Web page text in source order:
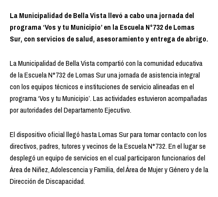
La Municipalidad de Bella Vista llevó a cabo una jornada del
programa ‘Vos y tu Municipio’ en la Escuela N°732 de Lomas
Sur, con servicios de salud, asesoramiento y entrega de abrigo.
La Municipalidad de Bella Vista compartió con la comunidad educativa
de la Escuela N°732 de Lomas Sur una jornada de asistencia integral
con los equipos técnicos e instituciones de servicio alineadas en el
programa ‘Vos y tu Municipio’. Las actividades estuvieron acompañadas
por autoridades del Departamento Ejecutivo.
El dispositivo oficial llegó hasta Lomas Sur para tomar contacto con los
directivos, padres, tutores y vecinos de la Escuela N°732. En el lugar se
desplegó un equipo de servicios en el cual participaron funcionarios del
Área de Niñez, Adolescencia y Familia, del Área de Mujer y Género y de la
Dirección de Discapacidad.